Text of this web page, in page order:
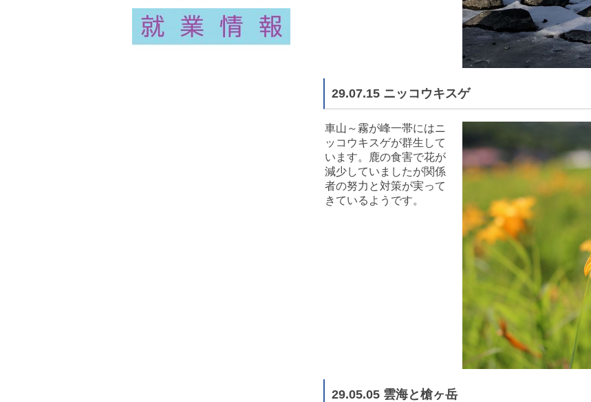
29.07.15 ニッコウキスゲ
車山～霧が峰一帯にはニ
ッコウキスゲが群生して
います。鹿の食害で花が
減少していましたが関係
者の努力と対策が実って
きているようです。
29.05.05 雲海と槍ヶ岳